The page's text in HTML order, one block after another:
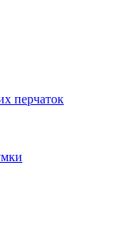
перчаток